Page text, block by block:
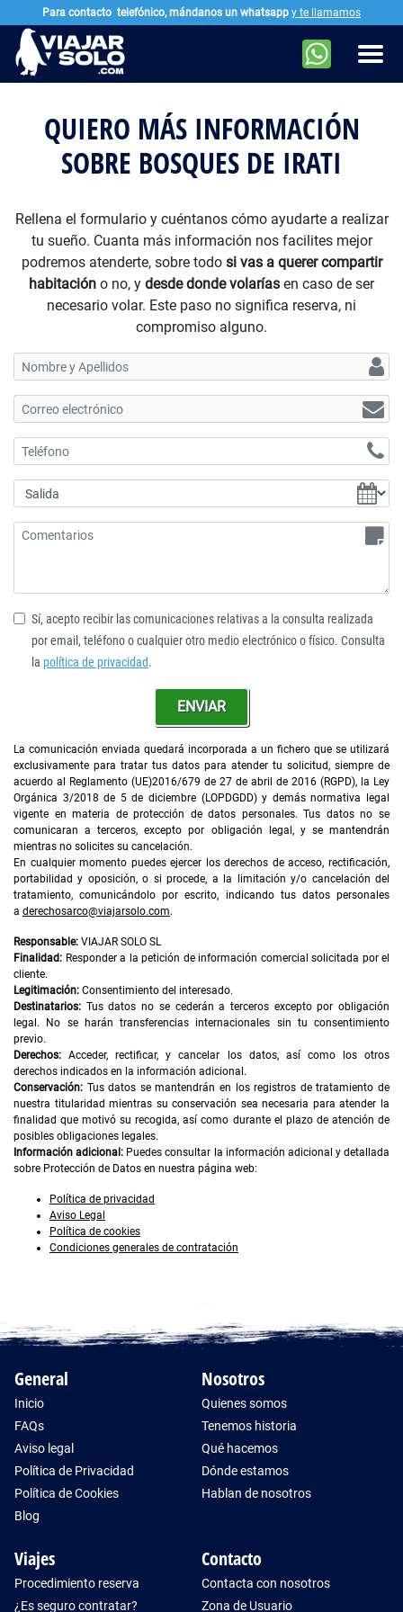
Ir al contenido principal
QUIERO MÁS INFORMACIÓN
SOBRE BOSQUES DE IRATI
Rellena el formulario y cuéntanos cómo ayudarte a realizar
tu sueño. Cuanta más información nos facilites mejor
podremos atenderte, sobre todo si vas a querer compartir
habitación o no, y desde donde volarías en caso de ser
necesario volar. Este paso no significa reserva, ni
compromiso alguno.
Sí, acepto recibir las comunicaciones relativas a la consulta realizada
por email, teléfono o cualquier otro medio electrónico o físico. Consulta
la política de privacidad.
ENVIAR
La comunicación enviada quedará incorporada a un fichero que se utilizará
exclusivamente para tratar tus datos para atender tu solicitud, siempre de
acuerdo al Reglamento (UE)2016/679 de 27 de abril de 2016 (RGPD), la Ley
Orgánica 3/2018 de 5 de diciembre (LOPDGDD) y demás normativa legal
vigente en materia de protección de datos personales. Tus datos no se
comunicaran a terceros, excepto por obligación legal, y se mantendrán
mientras no solicites su cancelación.
En cualquier momento puedes ejercer los derechos de acceso, rectificación,
portabilidad y oposición, o si procede, a la limitación y/o cancelación del
tratamiento, comunicándolo por escrito, indicando tus datos personales
a derechosarco@viajarsolo.com.
Responsable: VIAJAR SOLO SL
Finalidad: Responder a la petición de información comercial solicitada por el
cliente.
Legitimación: Consentimiento del interesado.
Destinatarios: Tus datos no se cederán a terceros excepto por obligación
legal. No se harán transferencias internacionales sin tu consentimiento
previo.
Derechos: Acceder, rectificar, y cancelar los datos, así como los otros
derechos indicados en la información adicional.
Conservación: Tus datos se mantendrán en los registros de tratamiento de
nuestra titularidad mientras su conservación sea necesaria para atender la
finalidad que motivó su recogida, así como durante el plazo de atención de
posibles obligaciones legales.
Información adicional: Puedes consultar la información adicional y detallada
sobre Protección de Datos en nuestra página web:
Política de privacidad
Aviso Legal
Política de cookies
Condiciones generales de contratación
General
Inicio
FAQs
Aviso legal
Política de Privacidad
Política de Cookies
Blog
Nosotros
Quienes somos
Tenemos historia
Qué hacemos
Dónde estamos
Hablan de nosotros
Viajes
Procedimiento reserva
¿Es seguro contratar?
Contacto
Contacta con nosotros
Zona de Usuario
Para contacto telefónico, mándanos un whatsapp y te llamamos